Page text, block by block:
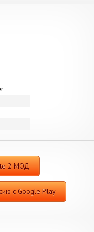
2 МОД
с Google Play